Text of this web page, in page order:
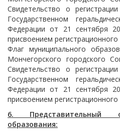
Свидетельство о
Государственном
Федерации от 21 сентября
присвоением
Флаг муниципального
Мончегорского городского
Свидетельство о
Государственном
Федерации от 21 сентября
присвоением
6. Представительный
образования: